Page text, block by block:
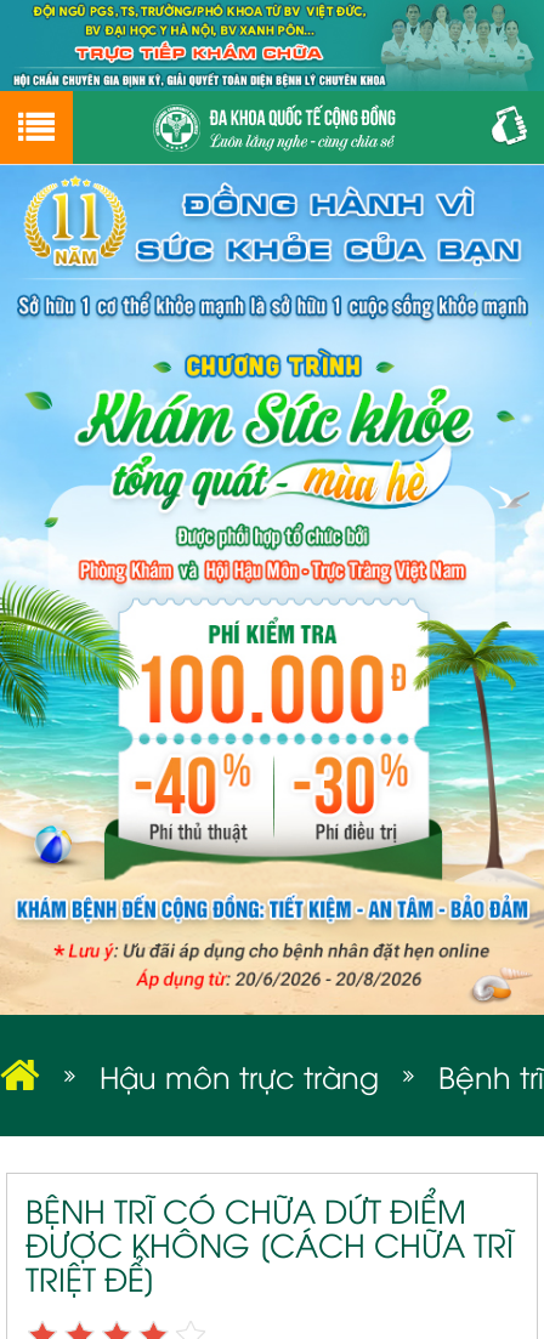
Hotline0243.9656.999tư vấn miễn phí
GIỚI THIỆU
GIỚI THIỆU VỀ PHÒNG KHÁM
CƠ SỞ VẬT CHẤT
ĐẶT HẸN LỊCH KHÁM
ĐƯỜNG TỚI PHÒNG KHÁM
PHỤ KHOA
BỆNH HẬU MÔN
BỆNH XÃ HỘI
Hậu môn trực tràng Bệnh trĩ
BỆNH TRĨ CÓ CHỮA DỨT ĐIỂM
ĐƯỢC KHÔNG [CÁCH CHỮA TRĨ
TRIỆT ĐỂ]